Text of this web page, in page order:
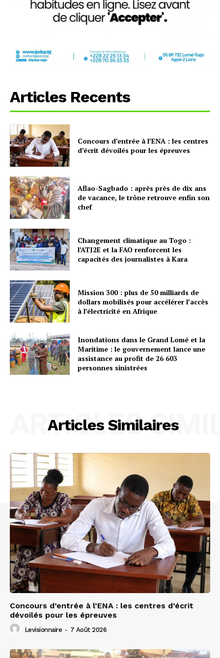
Articles Recents
Concours d’entrée à l’ENA : les centres
d’écrit dévoilés pour les épreuves
Aflao-Sagbado : après près de dix ans
de vacance, le trône retrouve enfin son
chef
Changement climatique au Togo :
l’ATJ2E et la FAO renforcent les
capacités des journalistes à Kara
Mission 300 : plus de 50 milliards de
dollars mobilisés pour accélérer l’accès
à l’électricité en Afrique
Inondations dans le Grand Lomé et la
Maritime : le gouvernement lance une
assistance au profit de 26 603
personnes sinistrées
Articles Similaires
ARTICLES
Concours d’entrée à l’ENA : les centres d’écrit
dévoilés pour les épreuves
Levisionnaire - 7 Août 2026